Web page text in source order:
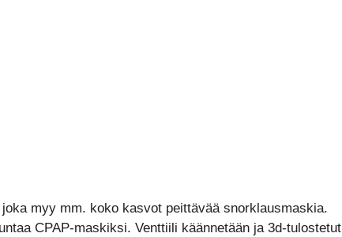
myy mm. koko kasvot peittävää snorklausmaskia.
CPAP-maskiksi. Venttiili käännetään ja 3d-tulostetut